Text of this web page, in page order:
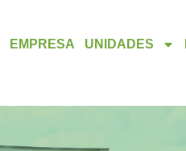
EMPRESA UNIDADES